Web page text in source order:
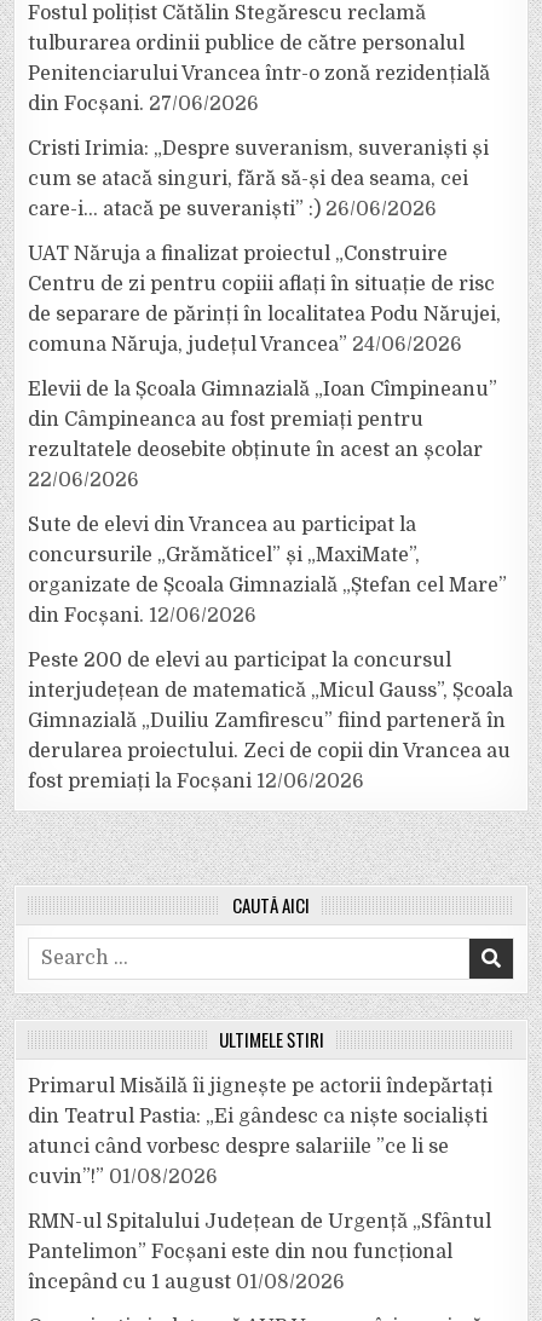
Fostul polițist Cătălin Stegărescu reclamă
tulburarea ordinii publice de către personalul
Penitenciarului Vrancea într-o zonă rezidențială
din Focșani. 27/06/2026
Cristi Irimia: „Despre suveranism, suveraniști și
cum se atacă singuri, fără să-și dea seama, cei
care-i… atacă pe suveraniști” :) 26/06/2026
UAT Năruja a finalizat proiectul „Construire
Centru de zi pentru copiii aflați în situație de risc
de separare de părinți în localitatea Podu Nărujei,
comuna Năruja, județul Vrancea” 24/06/2026
Elevii de la Școala Gimnazială „Ioan Cîmpineanu”
din Câmpineanca au fost premiați pentru
rezultatele deosebite obținute în acest an școlar
22/06/2026
Sute de elevi din Vrancea au participat la
concursurile „Grămăticel” și „MaxiMate”,
organizate de Școala Gimnazială „Ștefan cel Mare”
din Focșani. 12/06/2026
Peste 200 de elevi au participat la concursul
interjudețean de matematică „Micul Gauss”, Școala
Gimnazială „Duiliu Zamfirescu” fiind parteneră în
derularea proiectului. Zeci de copii din Vrancea au
fost premiați la Focșani 12/06/2026
CAUTĂ AICI
Search
for:
ULTIMELE ȘTIRI
Primarul Misăilă îi jignește pe actorii îndepărtați
din Teatrul Pastia: „Ei gândesc ca niște socialiști
atunci când vorbesc despre salariile ”ce li se
cuvin”!” 01/08/2026
RMN-ul Spitalului Județean de Urgență „Sfântul
Pantelimon” Focșani este din nou funcțional
începând cu 1 august 01/08/2026